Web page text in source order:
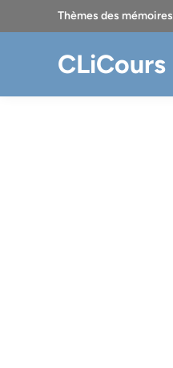
Thèmes des mémoires
CLiCours